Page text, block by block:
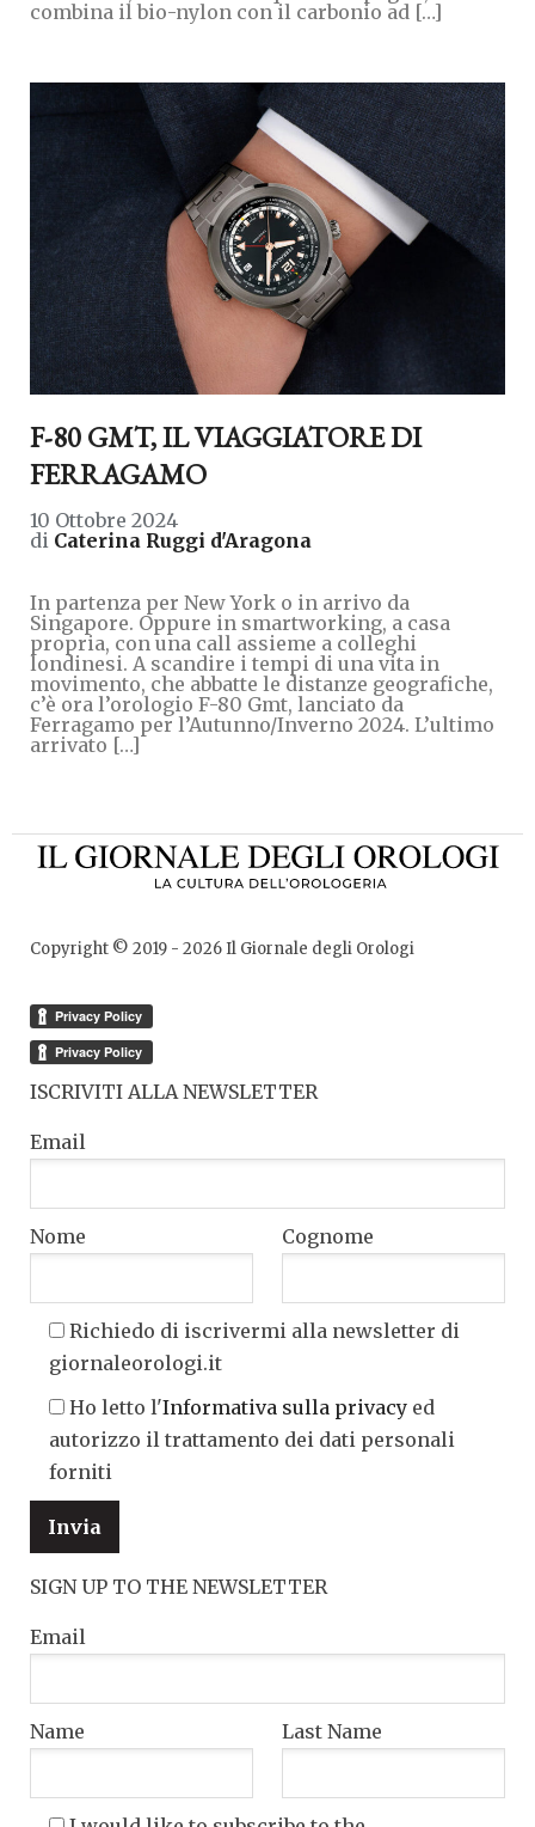
combina il bio-nylon con il carbonio ad […]
F-80 GMT, IL VIAGGIATORE DI
FERRAGAMO
10 Ottobre 2024
di Caterina Ruggi d'Aragona
In partenza per New York o in arrivo da
Singapore. Oppure in smartworking, a casa
propria, con una call assieme a colleghi
londinesi. A scandire i tempi di una vita in
movimento, che abbatte le distanze geografiche,
c’è ora l’orologio F-80 Gmt, lanciato da
Ferragamo per l’Autunno/Inverno 2024. L’ultimo
arrivato […]
Copyright © 2019 - 2026Il Giornale degli Orologi
ISCRIVITI ALLA NEWSLETTER
Email
Nome Cognome
Richiedo di iscrivermi alla newsletter di
giornaleorologi.it
Ho letto l'Informativa sulla privacy ed
autorizzo il trattamento dei dati personali
forniti
SIGN UP TO THE NEWSLETTER
Email
Name Last Name